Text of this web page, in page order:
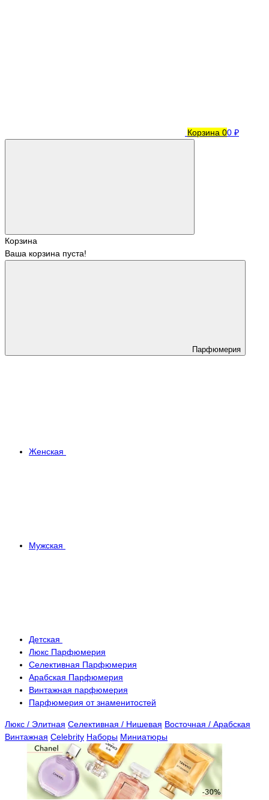
Корзина 00 ₽
Корзина
Ваша корзина пуста!
Парфюмерия
Женская
Мужская
Детская
Люкс Парфюмерия
Селективная Парфюмерия
Арабская Парфюмерия
Винтажная парфюмерия
Парфюмерия от знаменитостей
Люкс / Элитная Селективная / Нишевая Восточная / Арабская
Винтажная Celebrity Наборы Миниатюры